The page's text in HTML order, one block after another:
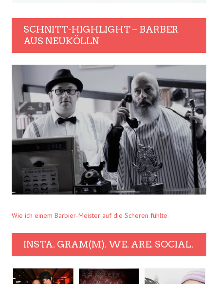
SCHNITT-HIGHLIGHT – BARBER
AUS NEUKÖLLN
Wie ich einem Barbier-Meister auf die Scheren fühlte.
INSTA. GRAM(M). WE. ARE. SOCIAL.